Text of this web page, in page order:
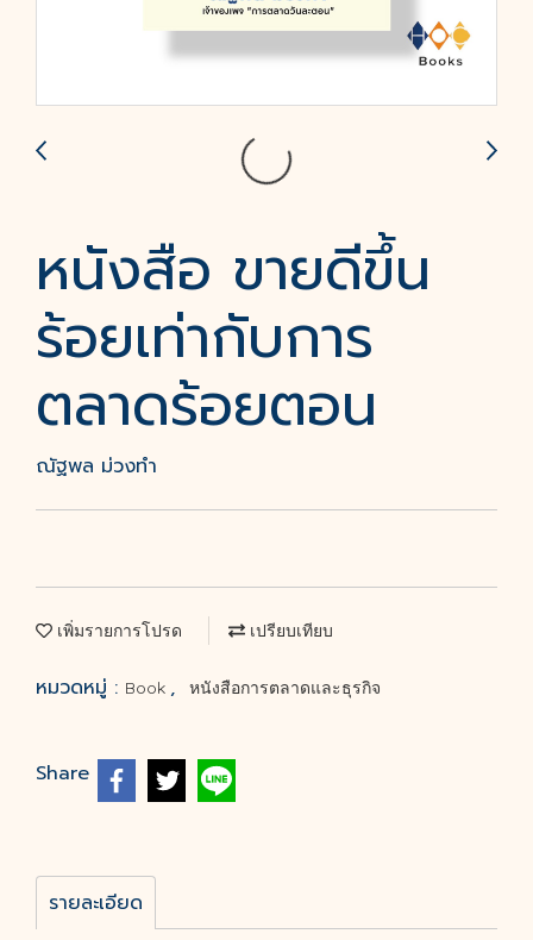
หนังสือ ขายดีขึ้น
ร้อยเท่ากับการ
ตลาดร้อยตอน
ณัฐพล ม่วงทำ
เพิ่มรายการโปรด เปรียบเทียบ
หมวดหมู่ : Book , หนังสือการตลาดและธุรกิจ
Share
รายละเอียด